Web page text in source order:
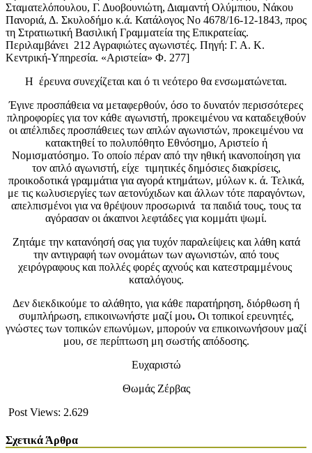
Σταματελόπουλου, Γ. Δυοβουνιώτη, Διαμαντή Ολύμπιου, Νάκου
Πανοριά, Δ. Σκυλοδήμο κ.ά. Κατάλογος Νο 4678/16-12-1843, προς
τη Στρατιωτική Βασιλική Γραμματεία της Επικρατείας.
Περιλαμβάνει 212 Αγραφιώτες αγωνιστές. Πηγή: Γ. Α. Κ.
Κεντρική-Υπηρεσία. «Αριστεία» Φ. 277]
Η έρευνα συνεχίζεται και ό τι νεότερο θα ενσωματώνεται.
Έγινε προσπάθεια να μεταφερθούν, όσο το δυνατόν περισσότερες
πληροφορίες για τον κάθε αγωνιστή, προκειμένου να καταδειχθούν
οι απέλπιδες προσπάθειες των απλών αγωνιστών, προκειμένου να
κατακτηθεί το πολυπόθητο Εθνόσημο, Αριστείο ή
Νομισματόσημο. Το οποίο πέραν από την ηθική ικανοποίηση για
τον απλό αγωνιστή, είχε τιμητικές δημόσιες διακρίσεις,
προικοδοτικά γραμμάτια για αγορά κτημάτων, μύλων κ. ά. Τελικά,
με τις κωλυσιεργίες των αετονύχιδων και άλλων τότε παραγόντων,
απελπισμένοι για να θρέψουν προσωρινά τα παιδιά τους, τους τα
αγόρασαν οι άκαπνοι λεφτάδες για κομμάτι ψωμί.
Ζητάμε την κατανόησή σας για τυχόν παραλείψεις και λάθη κατά
την αντιγραφή των ονομάτων των αγωνιστών, από τους
χειρόγραφους και πολλές φορές αχνούς και κατεστραμμένους
καταλόγους.
Δεν διεκδικούμε το αλάθητο, για κάθε παρατήρηση, διόρθωση ή
συμπλήρωση, επικοινωνήστε μαζί μου. Οι τοπικοί ερευνητές,
γνώστες των τοπικών επωνύμων, μπορούν να επικοινωνήσουν μαζί
μου, σε περίπτωση μη σωστής απόδοσης.
Ευχαριστώ
Θωμάς Ζέρβας
Post Views: 2.629
Σχετικά Άρθρα